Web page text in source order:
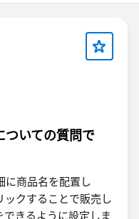
ついての質問で
に商品名を配置し
ックすることで販売し
きるように設定しま